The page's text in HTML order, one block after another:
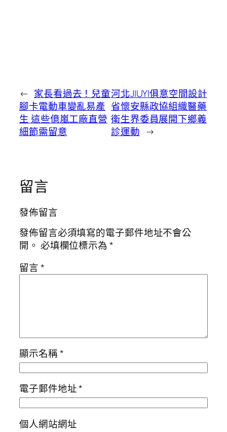
← 家長看過去！兒童
腳卡電動車變亂易產
生 這些億嵐工廠直營
細節需留意
河北JIUYI俱意空間設計
省懷安縣政協組織醫藥
衛生界委員展開下鄉義
診運動 →
留言
發佈留言
發佈留言必須填寫的電子郵件地址不會公
開。 必填欄位標示為*
留言*
顯示名稱*
電子郵件地址*
個人網站網址